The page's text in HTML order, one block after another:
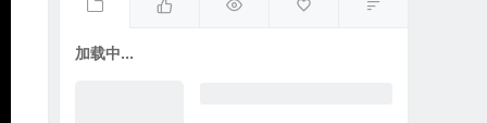
加载中...